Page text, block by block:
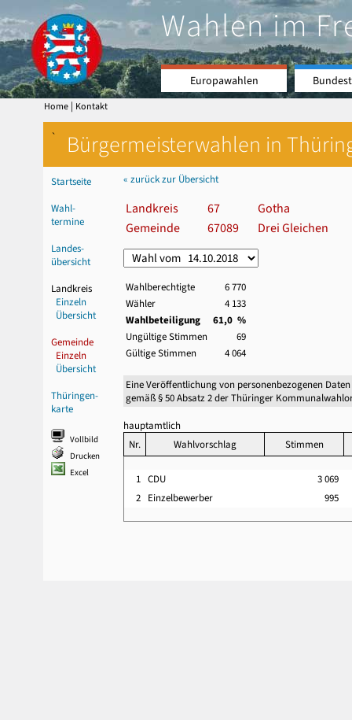
Wahlen im
Europawahlen
Home | Kontakt
` Bürgermeisterwahlen in
Startseite
Wahl-
termine
Landes-
übersicht
Landkreis
Einzeln
Übersicht
Gemeinde
Einzeln
Übersicht
Thüringen-
karte
Vollbild
Drucken
Excel
« zurück zur Übersicht
Landkreis 67
Gotha
Gemeinde
67089 Drei Gleichen
Wahlberechtigte
6 770
Wähler
4 133
Wahlbeteiligung
61,0 %
Ungültige Stimmen
69
Gültige Stimmen
4 064
Eine Veröffentlichung von personenbezogenen
gemäß § 50 Absatz 2 der Thüringer
hauptamtlich
Nr.
Wahlvorschlag Stimmen
1 CDU
3 069
2 Einzelbewerber 995